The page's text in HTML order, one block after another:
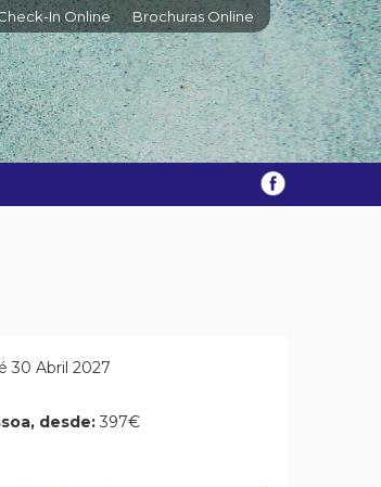
In Online Brochuras Online
30 Abril 2027
desde: 397€